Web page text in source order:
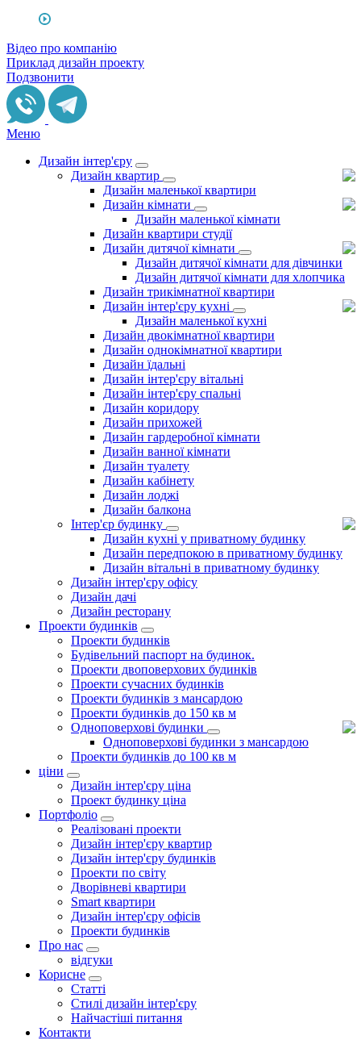
Відео про компанію
Приклад дизайн проекту
Подзвонити
Меню
Дизайн інтер'єру
Дизайн квартир
Дизайн маленької квартири
Дизайн кімнати
Дизайн маленької кімнати
Дизайн квартири студії
Дизайн дитячої кімнати
Дизайн дитячої кімнати для дівчинки
Дизайн дитячої кімнати для хлопчика
Дизайн трикімнатної квартири
Дизайн інтер'єру кухні
Дизайн маленької кухні
Дизайн двокімнатної квартири
Дизайн однокімнатної квартири
Дизайн їдальні
Дизайн інтер'єру вітальні
Дизайн інтер'єру спальні
Дизайн коридору
Дизайн прихожей
Дизайн гардеробної кімнати
Дизайн ванної кімнати
Дизайн туалету
Дизайн кабінету
Дизайн лоджі
Дизайн балкона
Інтер'єр будинку
Дизайн кухні у приватному будинку
Дизайн передпокою в приватному будинку
Дизайн вітальні в приватному будинку
Дизайн інтер'єру офісу
Дизайн дачі
Дизайн ресторану
Проекти будинків
Проекти будинків
Будівельний паспорт на будинок.
Проекти двоповерхових будинків
Проекти сучасних будинків
Проекти будинків з мансардою
Проекти будинків до 150 кв м
Одноповерхові будинки
Одноповерхові будинки з мансардою
Проекти будинків до 100 кв м
ціни
Дизайн інтер'єру ціна
Проект будинку ціна
Портфоліо
Реалізовані проекти
Дизайн інтер'єру квартир
Дизайн інтер'єру будинків
Проекти по світу
Дворівневі квартири
Smart квартири
Дизайн інтер'єру офісів
Проекти будинків
Про нас
відгуки
Корисне
Статті
Cтилі дизайн інтер'єру
Найчастіші питання
Контакти